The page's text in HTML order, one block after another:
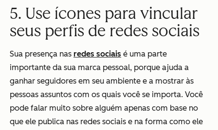
5. Use ícones para vincular
seus perfis de redes sociais
Sua presença nas redes sociais é uma parte
importante da sua marca pessoal, porque ajuda a
ganhar seguidores em seu ambiente e a mostrar às
pessoas assuntos com os quais você se importa. Você
pode falar muito sobre alguém apenas com base no
que ele publica nas redes sociais e na forma como ele